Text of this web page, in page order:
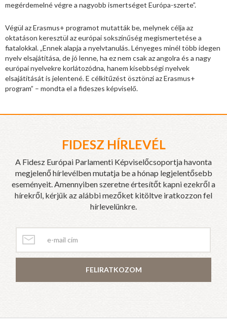
megérdemelné végre a nagyobb ismertséget Európa-szerte”.
Végül az Erasmus+ programot mutatták be, melynek célja az
oktatáson keresztül az európai sokszínűség megismertetése a
fiatalokkal. „Ennek alapja a nyelvtanulás. Lényeges minél több idegen
nyelv elsajátítása, de jó lenne, ha ez nem csak az angolra és a nagy
európai nyelvekre korlátozódna, hanem kisebbségi nyelvek
elsajátítását is jelentené. E célkitűzést ösztönzi az Erasmus+
program” – mondta el a fideszes képviselő.
FIDESZ HÍRLEVÉL
A Fidesz Európai Parlamenti Képviselőcsoportja havonta
megjelenő hírlevélben mutatja be a hónap legjelentősebb
eseményeit. Amennyiben szeretne értesítőt kapni ezekről a
hírekről, kérjük az alábbi mezőket kitöltve iratkozzon fel
hírlevelünkre.
FELIRATKOZOM